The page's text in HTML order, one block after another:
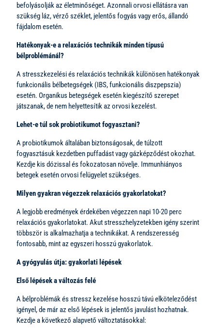
befolyásolják az életminőséget. Azonnali orvosi ellátásra van
szükség láz, vérző széklet, jelentős fogyás vagy erős, állandó
fájdalom esetén.
Hatékonyak-e a relaxációs technikák minden típusú
bélproblémánál?
A stresszkezelési és relaxációs technikák különösen hatékonyak
funkcionális bélbetegségek (IBS, funkcionális diszpepszia)
esetén. Organikus betegségek esetén kiegészítő szerepet
játszanak, de nem helyettesítik az orvosi kezelést.
Lehet-e túl sok probiotikumot fogyasztani?
A probiotikumok általában biztonságosak, de túlzott
fogyasztásuk kezdetben puffadást vagy gázképződést okozhat.
Kezdje kis dózissal és fokozatosan növelje. Immunhiányos
betegek esetén orvosi felügyelet szükséges.
Milyen gyakran végezzek relaxációs gyakorlatokat?
A legjobb eredmények érdekében végezzen napi 10-20 perc
relaxációs gyakorlatokat. Akut stresszhelyzetekben igény szerint
többször is alkalmazhatja a technikákat. A rendszeresség
fontosabb, mint az egyszeri hosszú gyakorlatok.
A gyógyulás útja: gyakorlati lépések
Első lépések a változás felé
A bélproblémák és stressz kezelése hosszú távú elköteleződést
igényel, de már az első lépések is jelentős javulást hozhatnak.
Kezdje a következő alapvető változtatásokkal: